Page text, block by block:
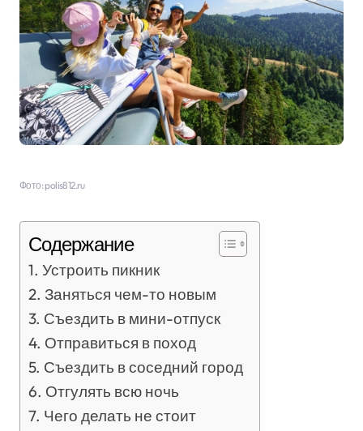
Фото: polis812.ru
Содержание
Устроить пикник
Заняться чем-то новым
Съездить в мини-отпуск
Отправиться в поход
Съездить в соседний город
Отгулять всю ночь
Чего делать не стоит